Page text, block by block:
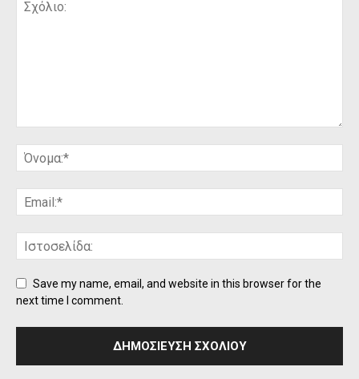
Save my name, email, and website in this browser for the
next time I comment.